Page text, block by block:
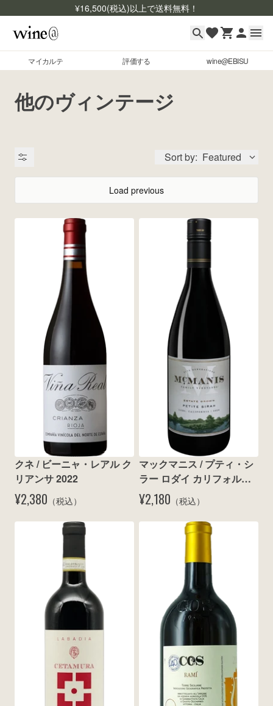
¥16,500(税込)以上で送料無料！
マイカルテ 評価する wine@EBISU
マイカルテ
評価する
商品検索
よくあるご質問
お問い合わせ
他のヴィンテージ
Sort by: Featured
銘柄コード
Load previous
クネ / ビーニャ・レアル ク
リアンサ 2022
¥2,380 （税込）
マックマニス / プティ・シ
ラー ロダイ カリフォルニ
ア 2024
¥2,180 （税込）